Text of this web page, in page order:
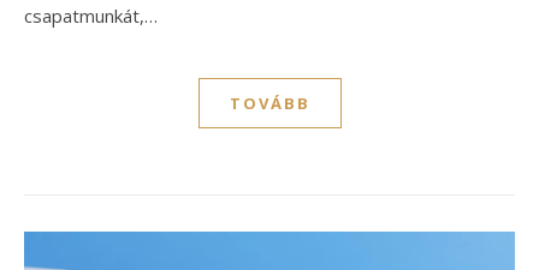
csapatmunkát,…
TOVÁBB